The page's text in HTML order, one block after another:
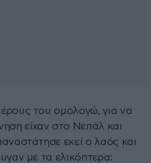
του ομολογώ, για να
είχαν στο Νεπάλ και
εκεί ο λαός και
με τα ελικόπτερα: